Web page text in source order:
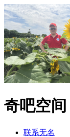
奇吧空间
联系无名